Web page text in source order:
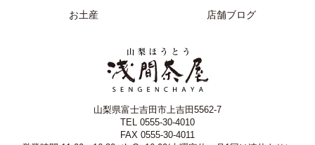
お土産 店舗ブログ
山梨県富士吉田市上吉田5562-7
TEL 0555-30-4010
FAX 0555-30-4011